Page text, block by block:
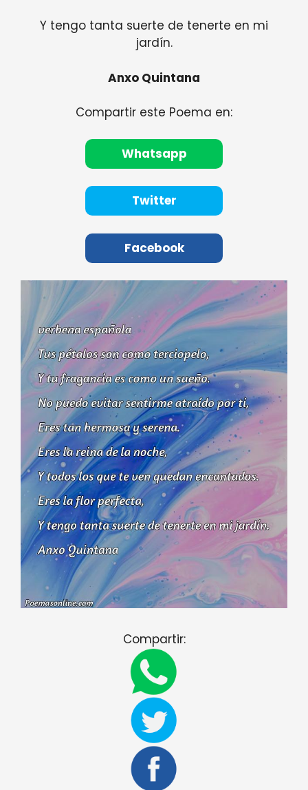
Y tengo tanta suerte de tenerte en mi
jardín.
Anxo Quintana
Compartir este Poema en:
Whatsapp
Twitter
Facebook
Compartir: